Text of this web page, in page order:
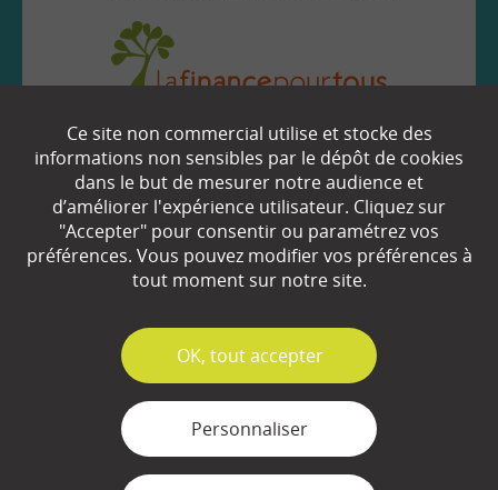
EN SAVOIR
Qui sommes-nous ?
Partenaires
Plan du site
Mentions légales
Ce site non commercial utilise et stocke des
informations non sensibles par le dépôt de cookies
dans le but de mesurer notre audience et
d’améliorer l'expérience utilisateur. Cliquez sur
"Accepter" pour consentir ou paramétrez vos
préférences. Vous pouvez modifier vos préférences à
tout moment sur notre site.
✓
OK, tout accepter
Personnaliser